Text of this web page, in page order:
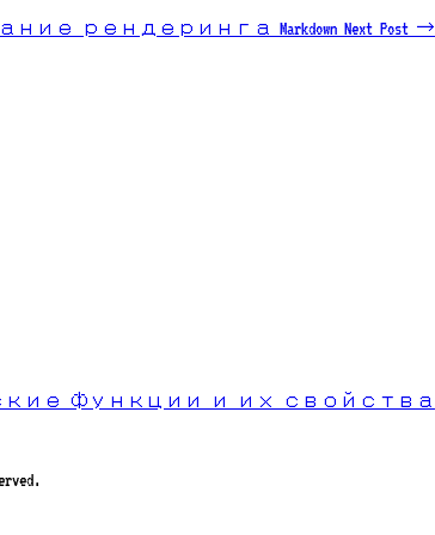
рендеринга Markdown Next Post →
функции и их свойства